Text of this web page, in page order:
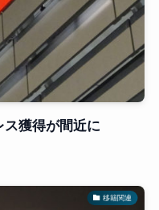
獲得が間近に
移籍関連